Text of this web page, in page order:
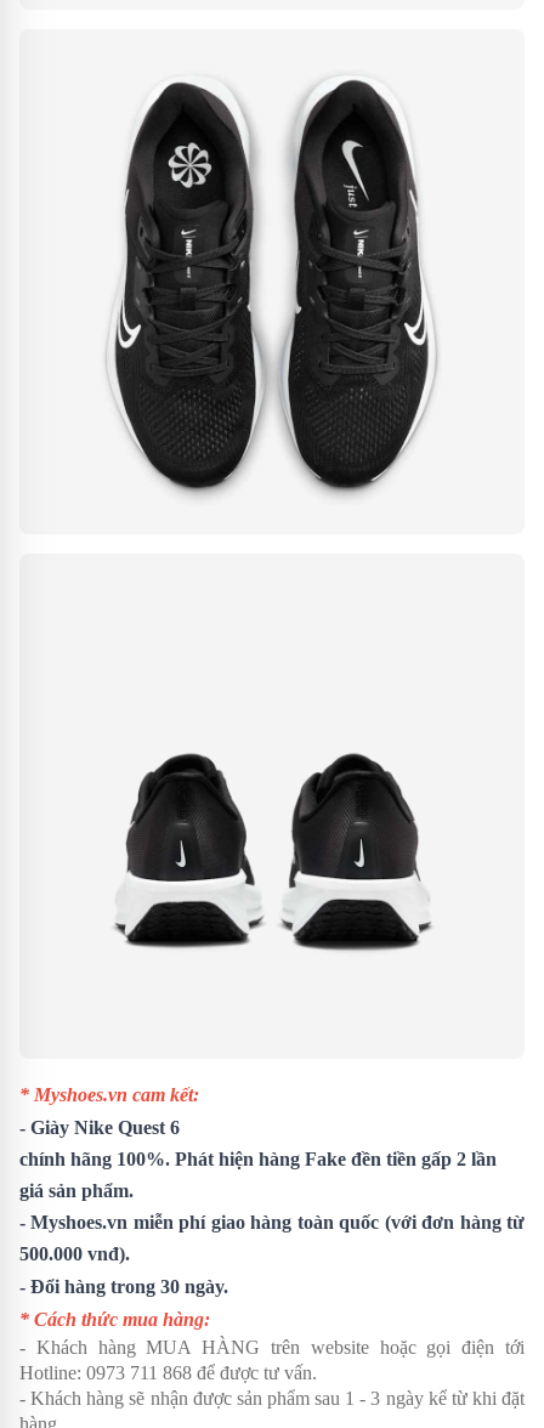
* Myshoes.vn cam kết:
- Giày Nike Quest 6
chính hãng 100%. Phát hiện hàng Fake đền tiền gấp 2 lần
giá sản phẩm.
- Myshoes.vn miễn phí giao hàng toàn quốc (với đơn hàng từ
500.000 vnđ).
- Đổi hàng trong 30 ngày.
* Cách thức mua hàng:
- Khách hàng MUA HÀNG trên website hoặc gọi điện tới
Hotline: 0973 711 868 để được tư vấn.
- Khách hàng sẽ nhận được sản phẩm sau 1 - 3 ngày kể từ khi đặt
hàng.